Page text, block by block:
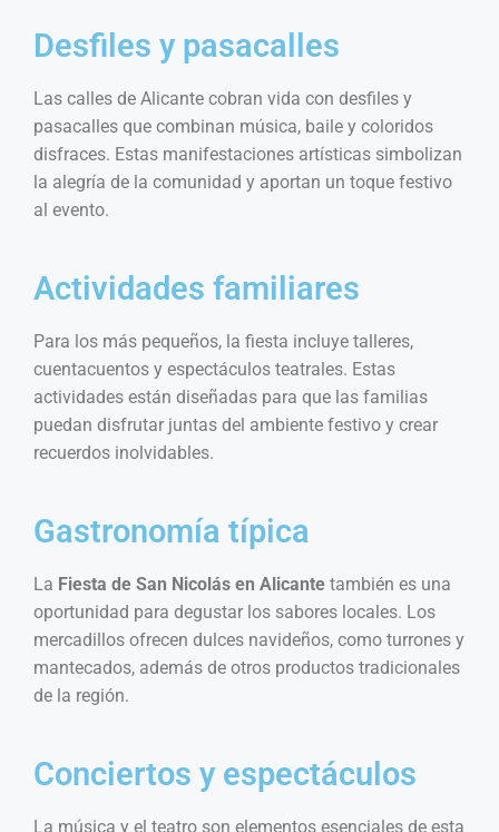
Desfiles y pasacalles
Las calles de Alicante cobran vida con desfiles y
pasacalles que combinan música, baile y coloridos
disfraces. Estas manifestaciones artísticas simbolizan
la alegría de la comunidad y aportan un toque festivo
al evento.
Actividades familiares
Para los más pequeños, la fiesta incluye talleres,
cuentacuentos y espectáculos teatrales. Estas
actividades están diseñadas para que las familias
puedan disfrutar juntas del ambiente festivo y crear
recuerdos inolvidables.
Gastronomía típica
La Fiesta de San Nicolás en Alicante también es una
oportunidad para degustar los sabores locales. Los
mercadillos ofrecen dulces navideños, como turrones y
mantecados, además de otros productos tradicionales
de la región.
Conciertos y espectáculos
La música y el teatro son elementos esenciales de esta